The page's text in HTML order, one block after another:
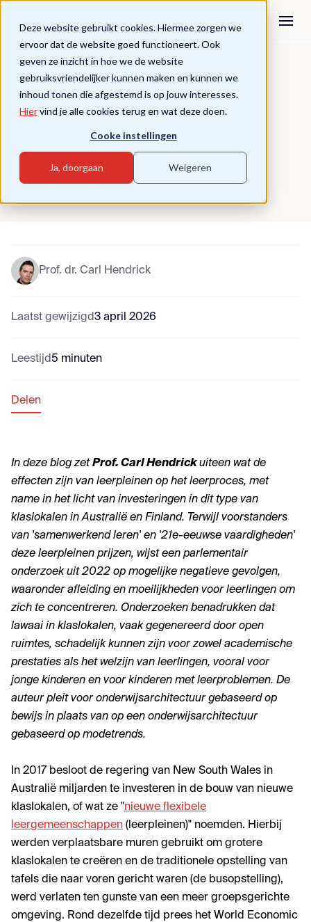
Deze website gebruikt cookies. Hiermee zorgen we
ervoor dat de website goed functioneert. Ook
geven ze inzicht in hoe we de website
gebruiksvriendelijker kunnen maken en kunnen we
inhoud tonen die afgestemd is op jouw interesses.
Hiervind je alle cookies terug en wat deze doen.
Cooke instellingen
Ja, doorgaan Weigeren
Terug naar overzicht
Bevorderen leerpleinen het
leren?
Onderwijspraktijk Onderwijswetenschap
Lesgeven Leren
Prof. dr. Carl Hendrick
Laatst gewijzigd3 april 2026
Leestijd5 minuten
Delen
In deze blog zetProf. Carl Hendrickuiteen wat de
effecten zijn van leerpleinen op het leerproces, met
name in het licht van investeringen in dit type van
klaslokalen in Australië en Finland. Terwijl voorstanders
van 'samenwerkend leren' en '21e-eeuwse vaardigheden'
deze leerpleinen prijzen, wijst een parlementair
onderzoek uit 2022 op mogelijke negatieve gevolgen,
waaronder afleiding en moeilijkheden voor leerlingen om
zich te concentreren. Onderzoeken benadrukken dat
lawaai in klaslokalen, vaak gegenereerd door open
ruimtes, schadelijk kunnen zijn voor zowel academische
prestaties als het welzijn van leerlingen, vooral voor
jonge kinderen en voor kinderen met leerproblemen. De
auteur pleit voor onderwijsarchitectuur gebaseerd op
bewijs in plaats van op een onderwijsarchitectuur
gebaseerd op modetrends.
In 2017 besloot de regering van New South Wales in
Australië miljarden te investeren in de bouw van nieuwe
klaslokalen, of wat ze "nieuwe flexibele
leergemeenschappen (leerpleinen)" noemden. Hierbij
werden verplaatsbare muren gebruikt om grotere
klaslokalen te creëren en de traditionele opstelling van
tafels die naar voren gericht waren (de busopstelling),
werd verlaten ten gunste van een meer groepsgerichte
omgeving. Rond dezelfde tijd prees het World Economic